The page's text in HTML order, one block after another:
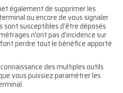
également de supprimer les
ou encore de vous signaler
sont susceptibles d’être déposés
n’ont pas d’incidence sur
perdre tout le bénéfice apporté
des multiples outils
vous puissiez paramétrer les